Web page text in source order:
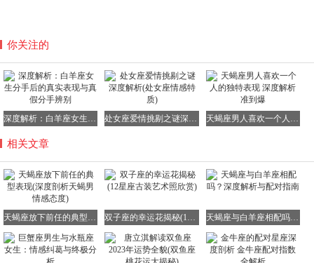
你关注的
相关文章
天蝎座与白羊座相配吗？深度解析与配对指南